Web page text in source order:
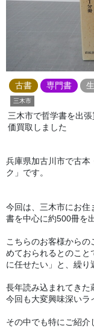
古書 専門書
三木市
三木市で哲学書を出
価買取しました
兵庫県加古川市で古本
ク」です。
今回は、三木市にお住
書を中心に約500冊を
こちらのお客様から
めておられるとのこと
に任せたい」と、繰り
長年読み込まれてきた
今回も大変興味深いラ
その中でも特にご紹